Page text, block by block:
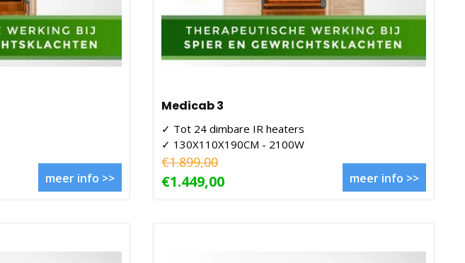
meer info >>
Medicab 3
✓ Tot 24 dimbare IR heaters
✓ 130X110X190CM - 2100W
€1.899,00
€1.449,00 meer info >>